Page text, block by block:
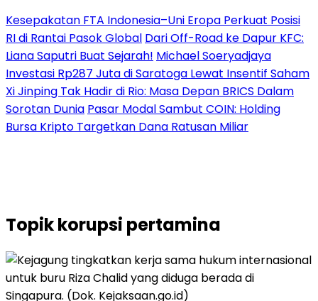
Kesepakatan FTA Indonesia–Uni Eropa Perkuat Posisi
RI di Rantai Pasok Global Dari Off-Road ke Dapur KFC:
Liana Saputri Buat Sejarah! Michael Soeryadjaya
Investasi Rp287 Juta di Saratoga Lewat Insentif Saham
Xi Jinping Tak Hadir di Rio: Masa Depan BRICS Dalam
Sorotan Dunia Pasar Modal Sambut COIN: Holding
Bursa Kripto Targetkan Dana Ratusan Miliar
Topikkorupsi pertamina